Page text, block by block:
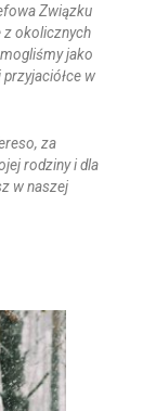
Związku
z okolicznych
jako
w
za
rodziny i dla
w naszej